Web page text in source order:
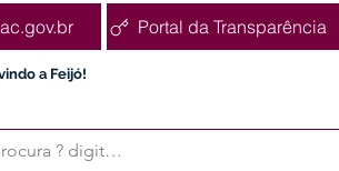
Portal da Transparência
a Feijó!